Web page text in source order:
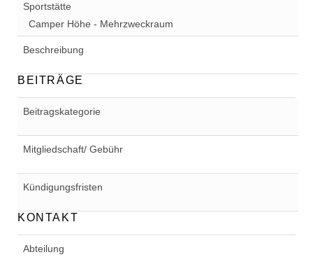
Sportstätte
Camper Höhe - Mehrzweckraum
Beschreibung
BEITRÄGE
Beitragskategorie
Mitgliedschaft/ Gebühr
Kündigungsfristen
KONTAKT
Abteilung